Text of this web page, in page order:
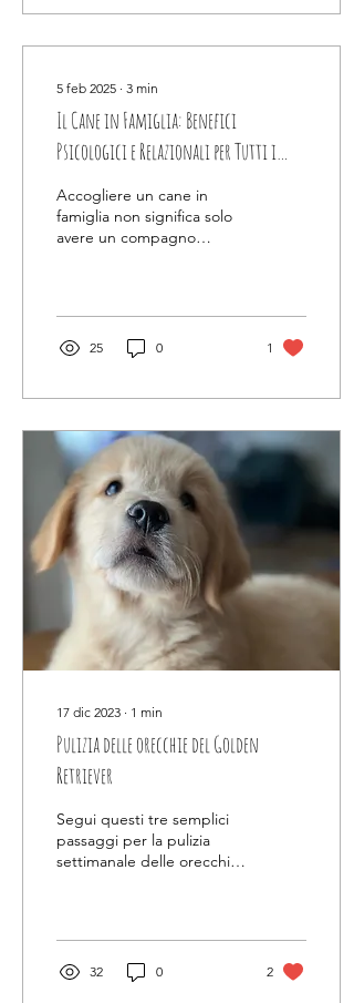
5 feb 2025 ∙ 3 min
Il Cane in Famiglia: Benefici
Psicologici e Relazionali per Tutti i
Membri
Accogliere un cane in
famiglia non significa solo
avere un compagno
Benefici...
25 0 1
17 dic 2023 ∙ 1 min
Pulizia delle orecchie del Golden
Retriever
Segui questi tre semplici
passaggi per la pulizia
settimanale delle orecchie
32 0 2